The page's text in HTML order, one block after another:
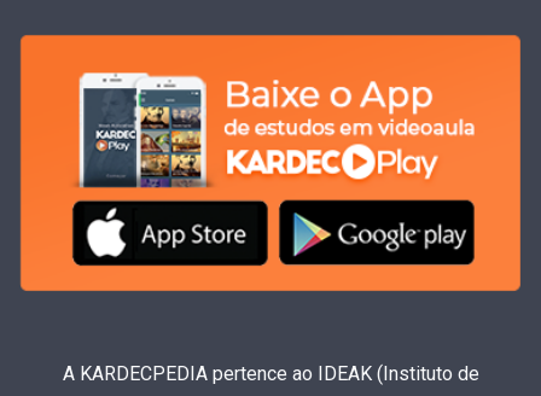
A KARDECPEDIA pertence ao IDEAK (Instituto de